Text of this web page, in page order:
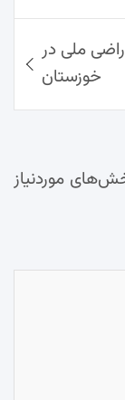
از اراضی ملی در
خوزستان
موردنیاز